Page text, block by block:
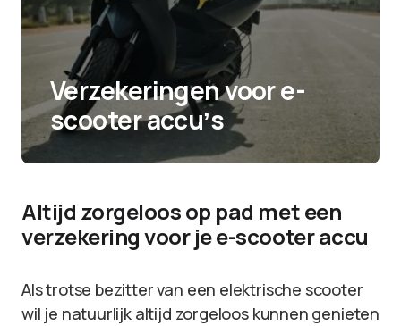
Verzekeringen voor e-
scooter accuʼs
Altijd zorgeloos op pad met een
verzekering voor je e-scooter accu
Als trotse bezitter van een elektrische scooter
wil je natuurlijk altijd zorgeloos kunnen genieten